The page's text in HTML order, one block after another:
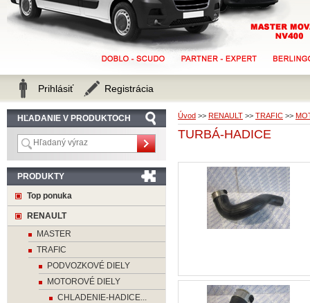
Úvod >> RENAULT >> TRAFIC >>
TURBÁ-HADICE
HĽADANIE V PRODUKTOCH
PRODUKTY
Top ponuka
RENAULT
MASTER
TRAFIC
PODVOZKOVÉ DIELY
MOTOROVÉ DIELY
CHLADENIE-HADICE...
Prihlásiť Registrácia